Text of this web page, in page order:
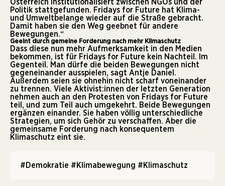
Österreich institutionalisiert zwischen NGOs und der
Politik stattgefunden. Fridays for Future hat Klima-
und Umweltbelange wieder auf die Straße gebracht.
Damit haben sie den Weg geebnet für andere
Bewegungen.“
Geeint durch gemeine Forderung nach mehr Klimaschutz
Dass diese nun mehr Aufmerksamkeit in den Medien
bekommen, ist für Fridays for Future kein Nachteil. Im
Gegenteil. Man dürfe die beiden Bewegungen nicht
gegeneinander ausspielen, sagt Antje Daniel.
Außerdem seien sie ohnehin nicht scharf voneinander
zu trennen. Viele Aktivist:innen der letzten Generation
nehmen auch an den Protesten von Fridays for Future
teil, und zum Teil auch umgekehrt. Beide Bewegungen
ergänzen einander. Sie haben völlig unterschiedliche
Strategien, um sich Gehör zu verschaffen. Aber die
gemeinsame Forderung nach konsequentem
Klimaschutz eint sie.
#Demokratie #Klimabewegung #Klimaschutz